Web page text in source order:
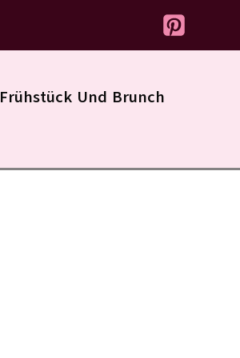
Frühstück Und Brunch